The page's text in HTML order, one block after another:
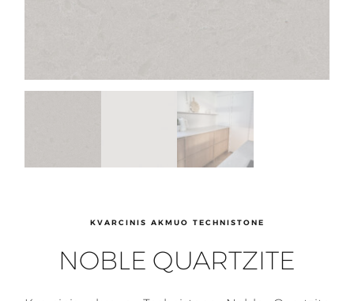
KVARCINIS AKMUO TECHNISTONE
NOBLE QUARTZITE